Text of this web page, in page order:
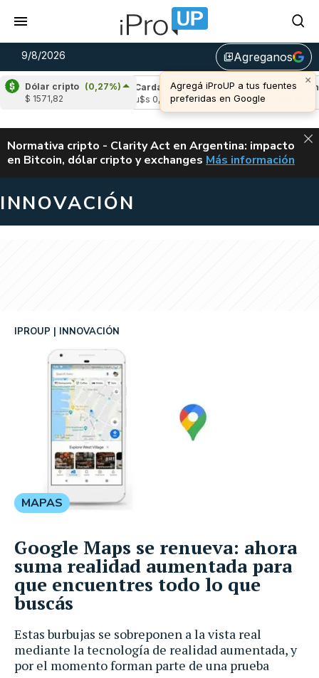
9/8/2026 library_addAgreganos
×
Agregá iProUP a tus fuentes
preferidas en Google
Dólar cripto (0,27%)
$ 1571,82
(-0,58%)
Cardano
(-1,40%)
u$s 0,20
Avalanche
u$s 6,48
ALERTA
Normativa cripto - Clarity Act en Argentina: impacto
en Bitcoin, dólar cripto y exchanges CLARITY ACT EN
Más información
INNOVACIÓN
Estas burbujas se sobreponen a la vista real
mediante la tecnología de realidad aumentada, y
por el momento forman parte de una prueba
IPROUP INNOVACIÓN
MAPAS
Google Maps se renueva: ahora
suma realidad aumentada para
que encuentres todo lo que
buscás